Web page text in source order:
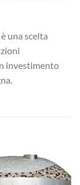
una scelta
investimento